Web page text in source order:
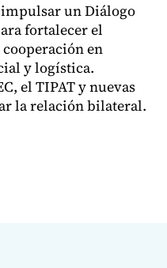
un Diálogo
fortalecer el
en
y logística.
el TIPAT y nuevas
la relación bilateral.